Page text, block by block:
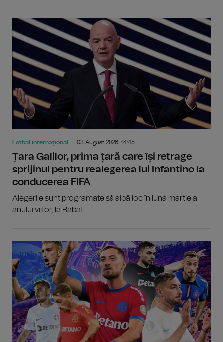
Fotbal internațional 03 August 2026, 14:45
Țara Galilor, prima țară care își retrage
sprijinul pentru realegerea lui Infantino la
conducerea FIFA
Alegerile sunt programate să aibă loc în luna martie a
anului viitor, la Rabat.